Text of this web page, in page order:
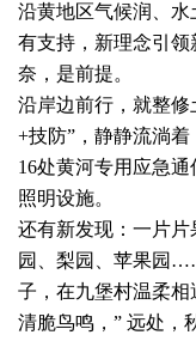
沿黄地区气候润、水
有支持，新理念引
奈，是前提。
沿岸边前行，就整修
+技防”，静静流淌着
16处黄河专用应急
照明设施。
还有新发现：一片
园、梨园、苹果园
子，在九堡村温柔
清脆鸟鸣，” 远处，